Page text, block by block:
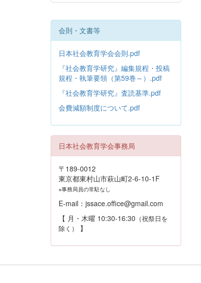
会則・文書等
日本社会教育学会会則.pdf
『社会教育学研究』編集規程・投稿
規程・執筆要領（第59巻～）.pdf
『社会教育学研究』査読基準.pdf
会費減額制度について.pdf
日本社会教育学会事務局
〒189-0012
東京都東村山市萩山町2-6-10-1F
※事務局員の常駐なし
E-mail：jssace.office@gmail.com
【 月・木曜 10:30-16:30 （祝祭日を
除く）
】